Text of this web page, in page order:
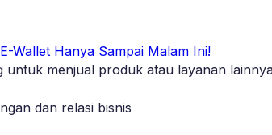
Wallet Hanya Sampai Malam Ini!
untuk menjual produk atau layanan
dan relasi bisnis